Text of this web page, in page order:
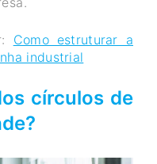
Como estruturar a
industrial
círculos de